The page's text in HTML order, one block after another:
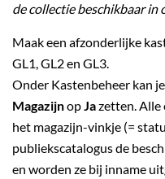
de collectie beschikbaar in
Maak een afzonderlijke
GL1, GL2 en GL3.
Onder Kastenbeheer kan je
MagazijnopJazetten. Alle
het magazijn-vinkje (=
publiekscatalogus de
en worden ze bij inname